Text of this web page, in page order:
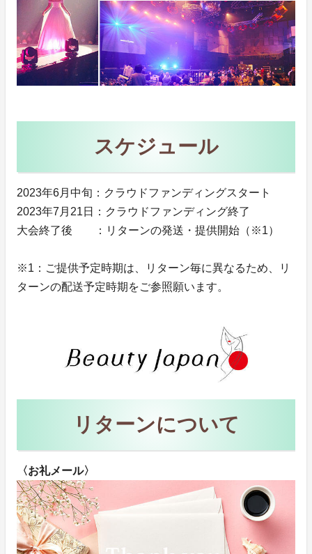
スケジュール
2023年6月中旬：クラウドファンディングスタート
2023年7月21日：クラウドファンディング終了
大会終了後 ：リターンの発送・提供開始（※1）
※1：ご提供予定時期は、リターン毎に異なるため、リ
ターンの配送予定時期をご参照願います。
リターンについて
〈お礼メール〉